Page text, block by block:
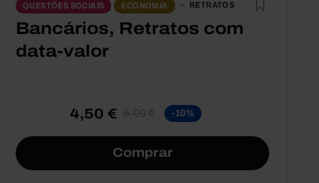
QUESTÕES SOCIAIS ECONOMIA RETRATOS
Bancários, Retratos com
data-valor
4,50 € 5,00 € -10%
Comprar